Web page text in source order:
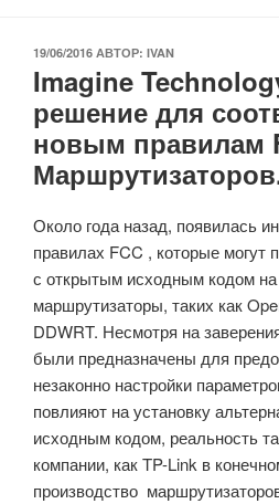
ОПУБЛИКОВАНО
19/06/2016 АВТОР: IVAN
Imagine
решение для
новым правилам
Около года назад, появилась
правилах FCC , которые
с открытым исходным кодом на
маршрутизаторы, таких как
DDWRT. Несмотря на
были предназначены для
незаконно настройки
повлияют на установку
исходным кодом, реальность
компании, как TP-Link в
производство